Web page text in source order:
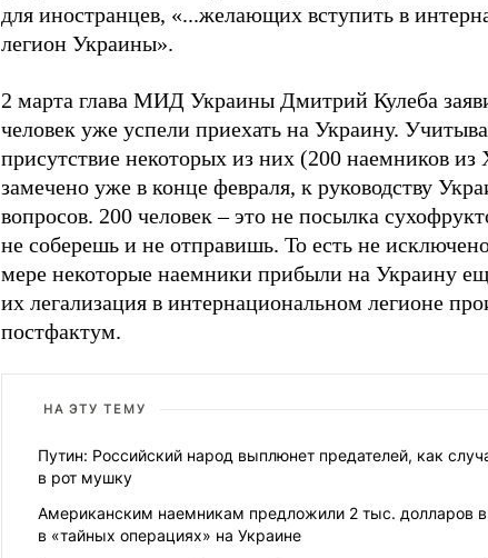
для иностранцев, «...желающих вступить в
легион Украины».
2 марта глава МИД Украины Дмитрий Кулеба
человек уже успели приехать на Украину.
присутствие некоторых из них (200 наемников из
замечено уже в конце февраля, к руководству
вопросов. 200 человек – это не посылка
не соберешь и не отправишь. То есть не
мере некоторые наемники прибыли на Украину
их легализация в интернациональном легионе
постфактум.
НА ЭТУ ТЕМУ
Путин: Российский народ выплюнет предателей, как
в рот мушку
Американским наемникам предложили 2 тыс. долларов в
в «тайных операциях» на Украине